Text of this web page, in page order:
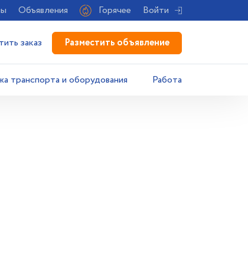
Объявления Горячее Войти
заказ Разместить объявление
транспорта и оборудования Работа